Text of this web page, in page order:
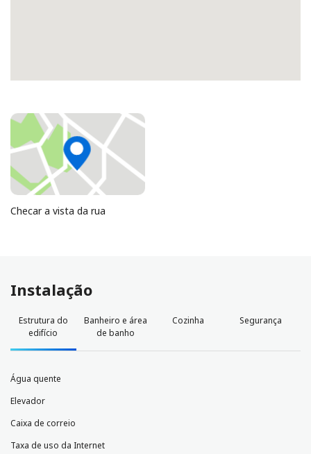
Checar a vista da rua
Instalação
Estrutura do
edifício
Banheiro e área
de banho
Cozinha Segurança
Água quente
Elevador
Caixa de correio
Taxa de uso da Internet